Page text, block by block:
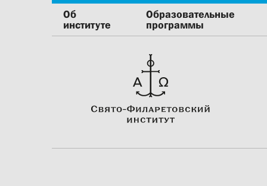
Об
институте
Образовательные
программы